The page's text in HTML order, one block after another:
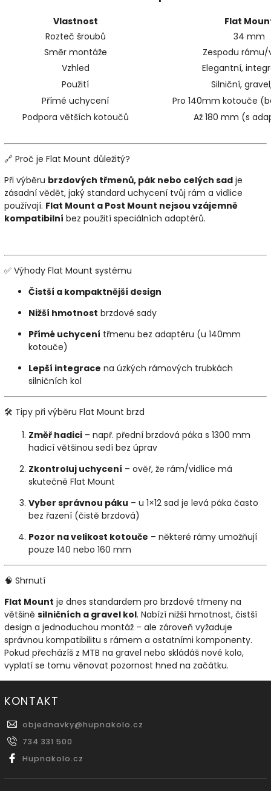
Vlastnost
Flat
Rozteč šroubů
34 mm
Směr montáže
Zespodu rámu/
Vzhled
Elegantní,
Použití
Silniční,
Přímé uchycení
Pro 140mm kotouče
Podpora větších kotoučů
Až 180 mm (s
🔗 Proč je Flat Mount důležitý?
Při výběru brzdových třmenů, pák nebo celých sad je
zásadní vědět, jaký standard uchycení tvůj rám a vidlice
používají. Flat Mount a Post Mount nejsou vzájemně
kompatibilní bez použití speciálních adaptérů.
✅ Výhody Flat Mount systému
Čistší a kompaktnější design
Nižší hmotnost brzdové sady
Přímé uchycení třmenu bez adaptéru (u 140mm
kotouče)
Lepší integrace na úzkých rámových trubkách
silničních kol
🛠️ Tipy při výběru Flat Mount brzd
Změř hadici – např. přední brzdová páka s 1300 mm
hadicí většinou sedí bez úprav
Zkontroluj uchycení – ověř, že rám/vidlice má
skutečně Flat Mount
Vyber správnou páku – u 1×12 sad je levá páka často
bez řazení (čistě brzdová)
Pozor na velikost kotouče – některé rámy umožňují
pouze 140 nebo 160 mm
🧠 Shrnutí
Flat Mount je dnes standardem pro brzdové třmeny na
většině silničních a gravel kol. Nabízí nižší hmotnost, čistší
design a jednoduchou montáž – ale zároveň vyžaduje
správnou kompatibilitu s rámem a ostatními komponenty.
Pokud přecházíš z MTB na gravel nebo skládáš nové kolo,
vyplatí se tomu věnovat pozornost hned na začátku.
KONTAKT
objednavky@hupnakolo.cz
734 331 500
Hupnakolo.cz